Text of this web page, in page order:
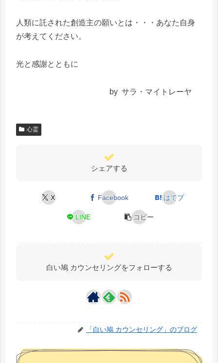
人類に託された創造主の願いとは・・・あなた自身
が考えてください。
光と感謝とともに
by サラ・マイトレーヤ
心霊
シェアする
X Facebook はてブ
LINE コピー
白い鳩 カウンセリングをフォローする
「白い鳩 カウンセリング」のブログ